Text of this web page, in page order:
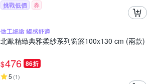
挑戰低價 券
做工細緻 觸感舒適
北歐精緻典雅柔紗系列窗簾100x130 cm (兩款)
$476 86折
5 (1)